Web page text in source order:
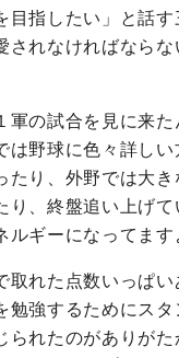
指したい」と話す
されなければならな
の試合を見に来た
は野球に色々詳し
たり、外野では大き
り、終盤追い上げ
ルギーになってます
取れた点数いっぱ
勉強するためにス
られたのがありがた